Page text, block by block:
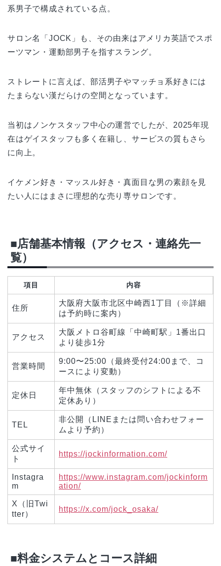
系男子で構成されている点。
サロン名「JOCK」も、その由来はアメリカ英語でスポ
ーツマン・運動部男子を指すスラング。
ストレートに言えば、部活男子やマッチョ系好きには
たまらない漢だらけの空間となっています。
当初はノンケスタッフ中心の運営でしたが、2025年現
在はゲイスタッフも多く在籍し、サービスの質もさら
に向上。
イケメン好き・マッスル好き・真面目な男の素顔を見
たい人にはまさに理想的な売り専サロンです。
■店舗基本情報（アクセス・連絡先一
覧）
項目 内容
住所
大阪府大阪市北区中崎西1丁目（※詳細
は予約時に案内）
アクセス
大阪メトロ谷町線「中崎町駅」1番出口
より徒歩1分
営業時間
9:00〜25:00（最終受付24:00まで、コ
ースにより変動）
定休日
年中無休（スタッフのシフトによる不
定休あり）
TEL
非公開（LINEまたは問い合わせフォー
ムより予約）
公式サイ
ト
https://jockinformation.com/
Instagra
m
https://www.instagram.com/jockinform
ation/
X（旧Twi
tter）
https://x.com/jock_osaka/
■料金システムとコース詳細